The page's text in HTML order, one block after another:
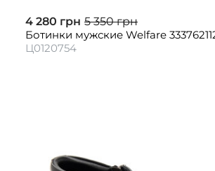
4 280 грн 5 350 грн
Ботинки мужские Welfare
Ц0120754